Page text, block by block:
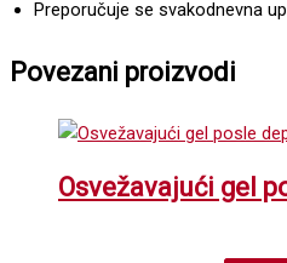
Preporučuje se svakodnevna
Povezani proizvodi
Osvežavajući gel